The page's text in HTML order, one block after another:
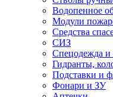
Водопенное
Модули
Средства
СИЗ
Спецодежда
Гидранты,
Подставки и
Фонари и ЗУ